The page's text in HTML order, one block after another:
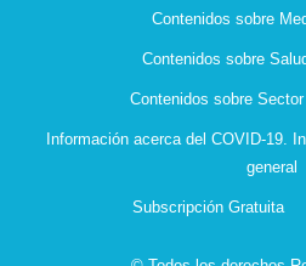
Contenidos sobre
Contenidos sobre
Contenidos sobre
Información acerca del COVID-19.
general
Subscripción Gratuita